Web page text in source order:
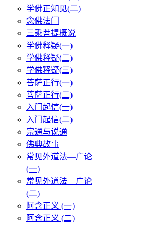
学佛正知见(二)
念佛法门
三乘菩提概说
学佛释疑(一)
学佛释疑(二)
学佛释疑(三)
菩萨正行(一)
菩萨正行(二)
入门起信(一)
入门起信(二)
宗通与说通
佛典故事
常见外道法—广论
(一)
常见外道法—广论
(二)
阿含正义 (一)
阿含正义 (二)